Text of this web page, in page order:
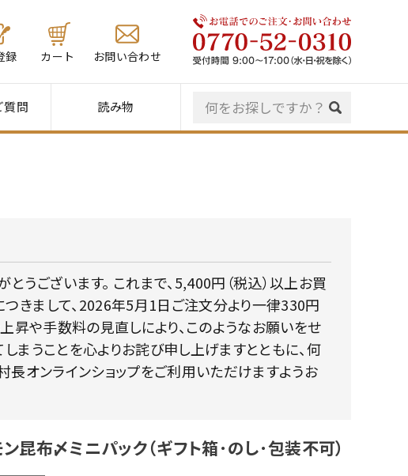
録 カート お問い合わせ
質問 読み物
うございます。 これまで、5,400円（税込）以上お買
きまして、2026年5月1日ご注文分より一律330円
昇や手数料の見直しにより、このようなお願いをせ
まうことを心よりお詫び申し上げますとともに、何
オンラインショップをご利用いただけますようお
昆布〆ミニパック（ギフト箱･のし･包装不可）